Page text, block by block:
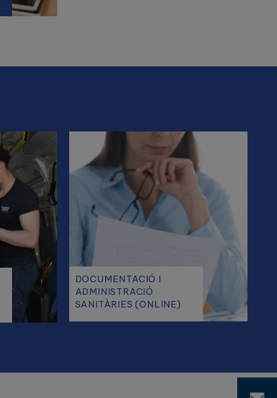
DOCUMENTACIÓ I
ADMINISTRACIÓ
SANITÀRIES (ONLINE)